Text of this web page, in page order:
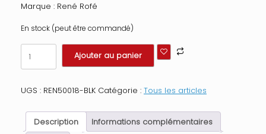
Marque : René Rofé
En stock (peut être commandé)
quantité
de
Body
et
noir
Taille
Ajouter au panier
UGS : REN50018-BLK Catégorie : Tous les articles
Description
Informations complémentaires